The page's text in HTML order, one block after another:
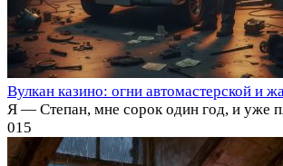
Вулкан казино: огни автомастерской и
Я — Степан, мне сорок один год, и уже
015